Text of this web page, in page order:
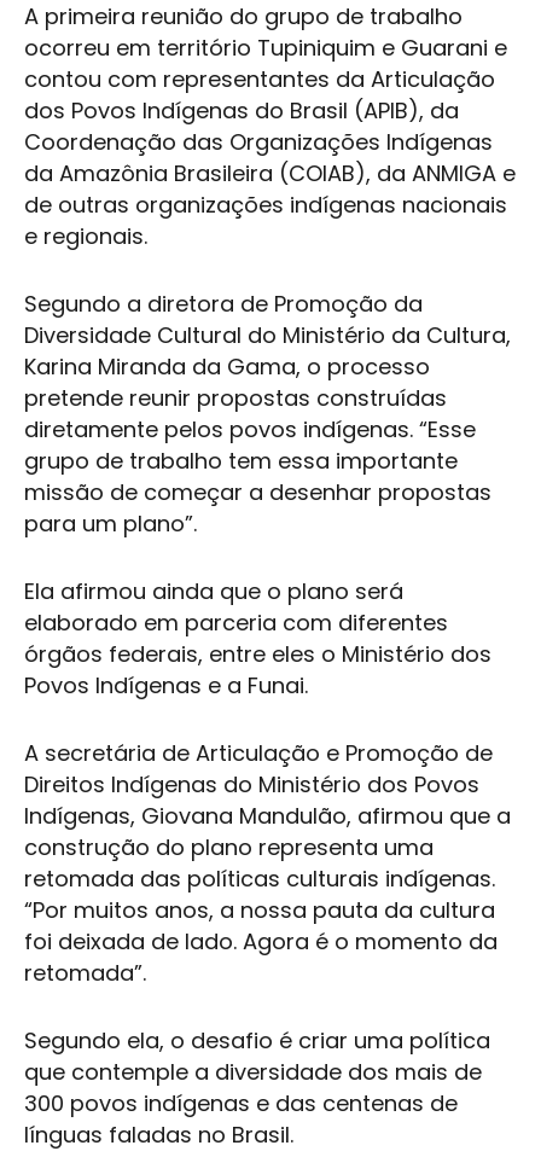
A primeira reunião do grupo de trabalho
ocorreu em território Tupiniquim e Guarani e
contou com representantes da Articulação
dos Povos Indígenas do Brasil (APIB), da
Coordenação das Organizações Indígenas
da Amazônia Brasileira (COIAB), da ANMIGA e
de outras organizações indígenas nacionais
e regionais.
Segundo a diretora de Promoção da
Diversidade Cultural do Ministério da Cultura,
Karina Miranda da Gama, o processo
pretende reunir propostas construídas
diretamente pelos povos indígenas. “Esse
grupo de trabalho tem essa importante
missão de começar a desenhar propostas
para um plano”.
Ela afirmou ainda que o plano será
elaborado em parceria com diferentes
órgãos federais, entre eles o Ministério dos
Povos Indígenas e a Funai.
A secretária de Articulação e Promoção de
Direitos Indígenas do Ministério dos Povos
Indígenas, Giovana Mandulão, afirmou que a
construção do plano representa uma
retomada das políticas culturais indígenas.
“Por muitos anos, a nossa pauta da cultura
foi deixada de lado. Agora é o momento da
retomada”.
Segundo ela, o desafio é criar uma política
que contemple a diversidade dos mais de
300 povos indígenas e das centenas de
línguas faladas no Brasil.